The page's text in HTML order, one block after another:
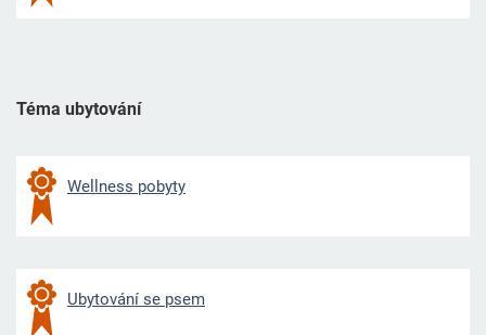
Téma ubytování
Wellness pobyty
Ubytování se psem